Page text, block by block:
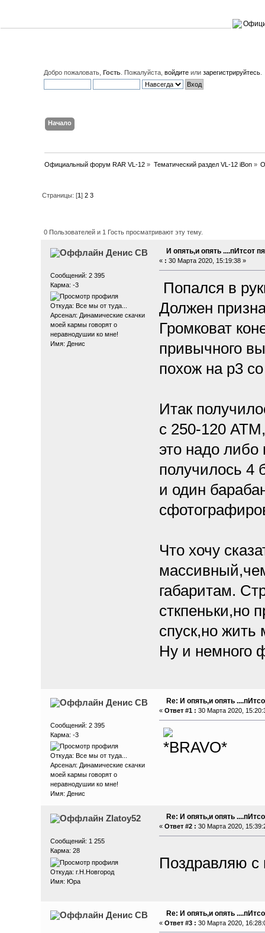
Добро пожаловать, Гость . Пожалуйста, войдите или зарегистрируйтесь
Начало
Официальный форум RAR VL-12 » Тематический раздел VL-12 iBon»
Страницы: [1]2 3
0 Пользователей и 1 Гость просматривают эту тему.
Денис СВ
Сообщений: 2 395
Карма: -3
Откуда: Все мы от туда...
Арсенал: Динамические скачки
моей кармы говорят о
неравнодушии ко мне!
Имя: Денис
И опять,и опять ....пИтсот
« : 30 Марта 2020, 15:19:38 »
Попался в
Должен
Громковат
привычного
похож на р3
Итак
с 250-120
это надо
получилось 4
и один
Что хочу
габаритам.
сткпеньки,но
спуск,но
Ну и немного
Денис СВ
Сообщений: 2 395
Карма: -3
Откуда: Все мы от туда...
Арсенал: Динамические скачки
моей кармы говорят о
неравнодушии ко мне!
Имя: Денис
Re: И опять,и опять
« Ответ #1 : 30 Марта 2020,
Zlatoy52
Сообщений: 1 255
Карма: 28
Откуда: г.Н.Новгород
Имя: Юра
Re: И опять,и опять
« Ответ #2 : 30 Марта 2020,
Поздравляю
Денис СВ Re: И опять,и опять
« Ответ #3 : 30 Марта 2020,